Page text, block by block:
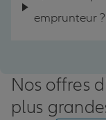
emprunteur ?
Nos offres
plus